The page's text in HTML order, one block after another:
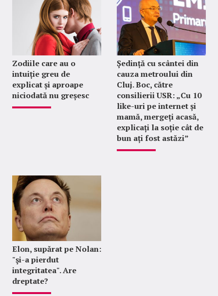
Zodiile care au o
intuiție greu de
explicat și aproape
niciodată nu greșesc
Ședință cu scântei din
cauza metroului din
Cluj. Boc, către
consilierii USR: „Cu 10
like-uri pe internet și
mamă, mergeți acasă,
explicați la soție cât de
bun ați fost astăzi”
Elon, supărat pe Nolan:
"şi-a pierdut
integritatea". Are
dreptate?